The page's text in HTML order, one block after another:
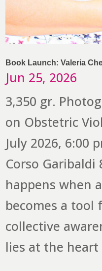
Book Launch: Valeria
Jun 25, 2026
3,350 gr.
on Obstetric
July 2026, 6:00
Corso Garibaldi
happens when
becomes a tool
collective
lies at the